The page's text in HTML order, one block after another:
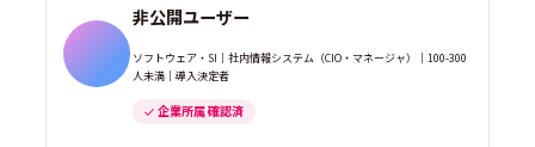
非公開ユーザー
ソフトウェア・SI｜社内情報システム（CIO・マネージャ）｜100-300
人未満｜導入決定者
企業所属 確認済